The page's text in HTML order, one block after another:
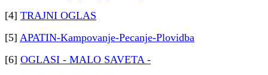
[4] TRAJNI OGLAS
[5] APATIN-Kampovanje-Pecanje-Plovidba
[6] OGLASI - MALO SAVETA -